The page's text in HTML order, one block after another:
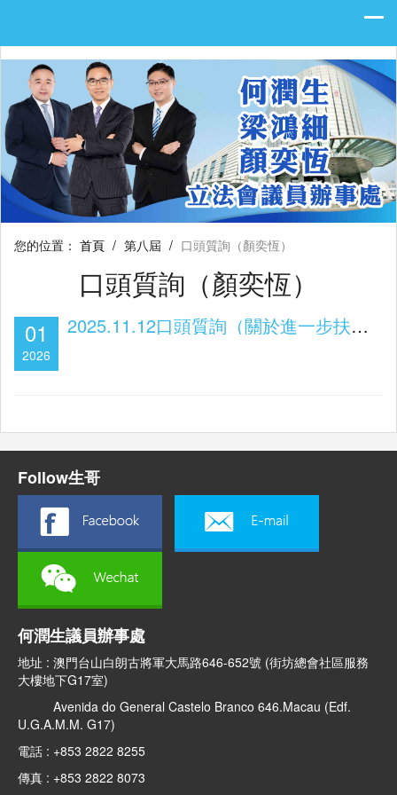
您的位置： 首頁 / 第八屆 / 口頭質詢（顏奕恆）
口頭質詢（顏奕恆）
01
2026
2025.11.12口頭質詢（關於進一步扶植本澳影視產業發展）
Follow生哥
何潤生議員辦事處
地址 : 澳門台山白朗古將軍大馬路646-652號 (街坊總會社區服務
大樓地下G17室)
Avenida do General Castelo Branco 646.Macau (Edf.
U.G.A.M.M. G17)
電話 : +853 2822 8255
傳真 : +853 2822 8073